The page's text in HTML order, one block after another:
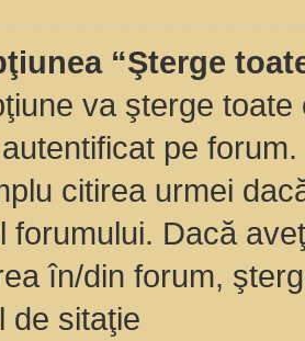
“Şterge
va şterge
pe
citirea urmei
forumului. Dacă
în/din forum,
de sitaţie